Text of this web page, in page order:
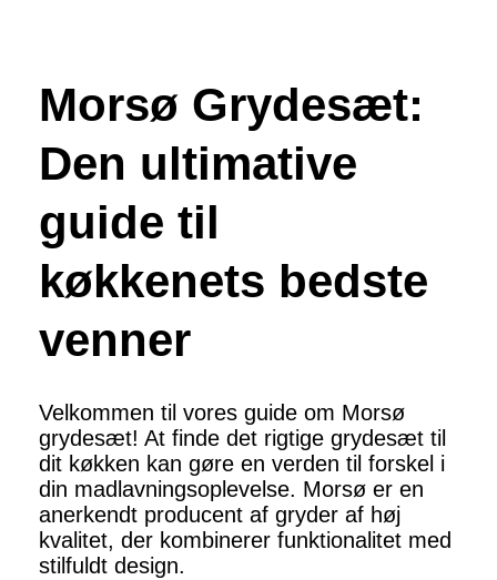
Morsø Grydesæt:
Den ultimative
guide til
køkkenets bedste
venner
Velkommen til vores guide om Morsø
grydesæt! At finde det rigtige grydesæt til
dit køkken kan gøre en verden til forskel i
din madlavningsoplevelse. Morsø er en
anerkendt producent af gryder af høj
kvalitet, der kombinerer funktionalitet med
stilfuldt design.